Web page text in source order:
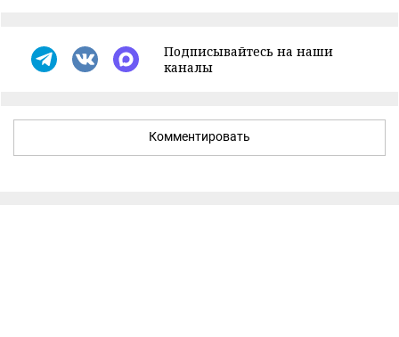
Подписывайтесь на наши
каналы
Комментировать